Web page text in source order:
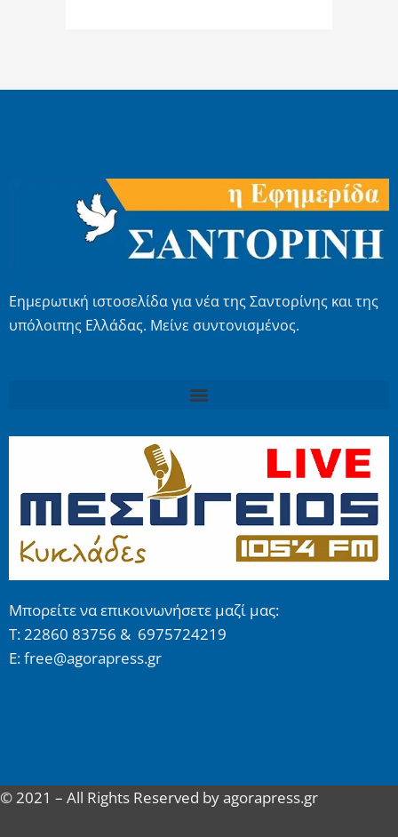
Εημερωτική ιστοσελίδα για νέα της Σαντορίνης και της
υπόλοιπης Ελλάδας. Μείνε συντονισμένος.
Μπορείτε να επικοινωνήσετε μαζί μας:
Τ: 22860 83756 & 6975724219
E: free@agorapress.gr
© 2021 – All Rights Reserved by agorapress.gr